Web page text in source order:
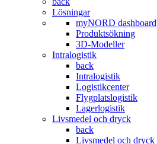
Lösningar
myNORD dashboard
Produktsökning
3D-Modeller
Intralogistik
back
Intralogistik
Logistikcenter
Flygplatslogistik
Lagerlogistik
Livsmedel och dryck
back
Livsmedel och dryck